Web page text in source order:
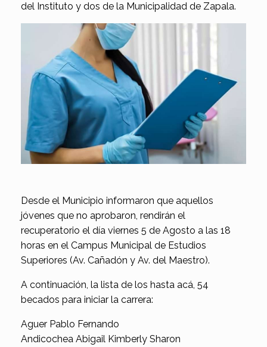
del Instituto y dos de la Municipalidad de Zapala.
Desde el Municipio informaron que aquellos
jóvenes que no aprobaron, rendirán el
recuperatorio el día viernes 5 de Agosto a las 18
horas en el Campus Municipal de Estudios
Superiores (Av. Cañadón y Av. del Maestro).
A continuación, la lista de los hasta acá, 54
becados para iniciar la carrera:
Aguer Pablo Fernando
Andicochea Abigail Kimberly Sharon